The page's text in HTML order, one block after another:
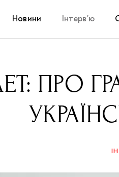
Новини Інтерв’ю
ПРО